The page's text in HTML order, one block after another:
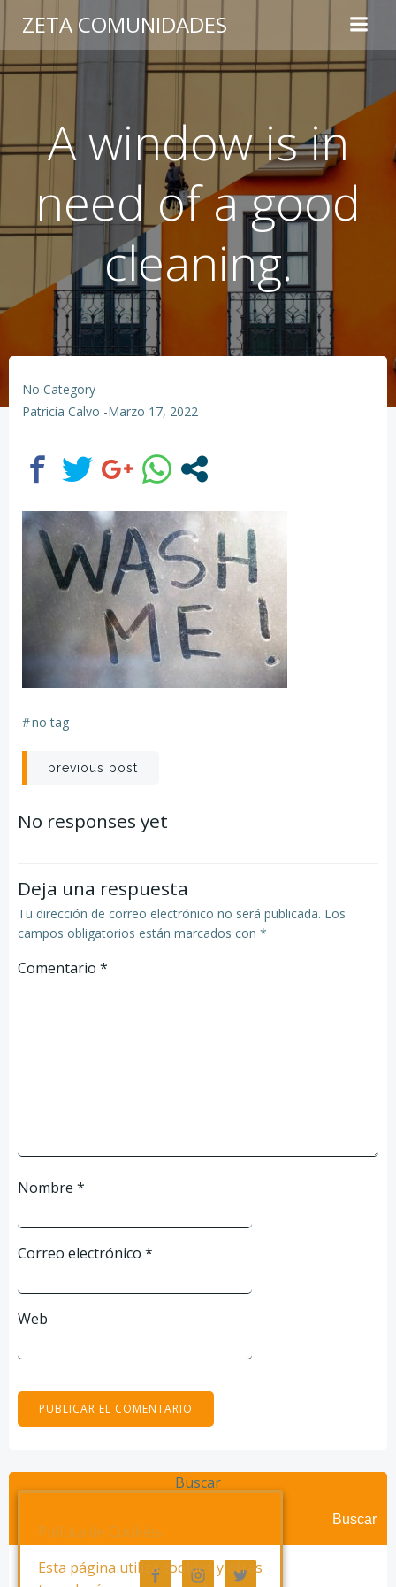
al
contenido
ZETA COMUNIDADES
A window is in
need of a good
cleaning.
No Category
Patricia Calvo -Marzo 17, 2022
#no tag
Navegación
de
previous post
No responses yet
Deja una respuesta
Tu dirección de correo electrónico no será publicada. Los
campos obligatorios están marcados con *
Comentario *
Nombre *
Correo electrónico *
Web
Buscar
Buscar
Política de Cookies
Esta página utiliza cookies y otras